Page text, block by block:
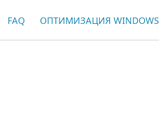
FAQ ОПТИМИЗАЦИЯ WINDOWS